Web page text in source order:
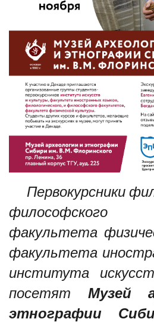
Первокурсники
философского
факультета
факультета
института
посетят Музей
этнографии